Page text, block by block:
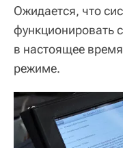
Ожидается, что
функционировать
в настоящее
режиме.